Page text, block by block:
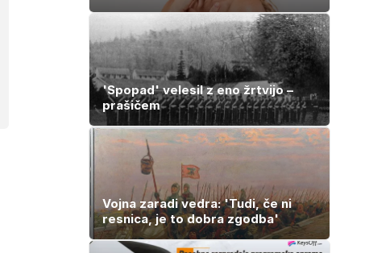
'Spopad' velesil z eno žrtvijo –
prašičem
Vojna zaradi vedra: 'Tudi, če ni
resnica, je to dobra zgodba'